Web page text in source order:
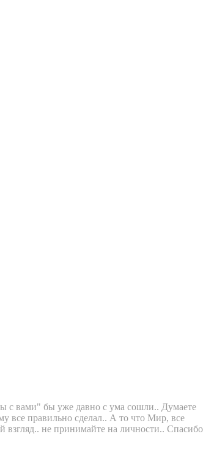
с вами" бы уже давно с ума сошли.. Думаете
все правильно сделал.. А то что Мир, все
взгляд.. не принимайте на личности.. Спасибо